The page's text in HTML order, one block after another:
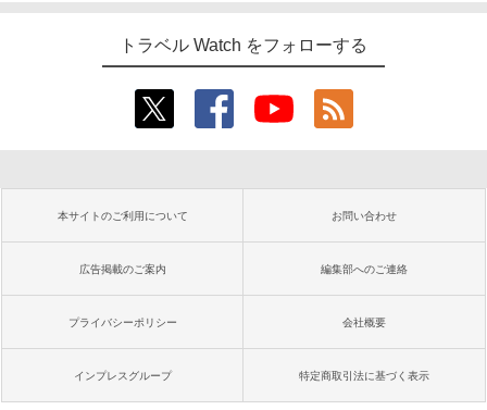
トラベル Watch をフォローする
本サイトのご利用について お問い合わせ
広告掲載のご案内 編集部へのご連絡
プライバシーポリシー 会社概要
インプレスグループ 特定商取引法に基づく表示